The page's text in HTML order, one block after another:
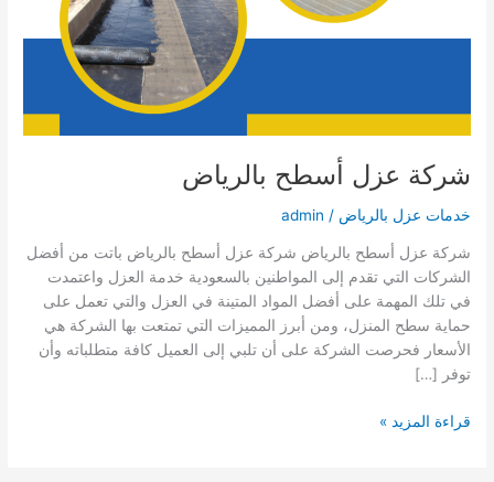
شركة عزل أسطح بالرياض
خدمات عزل بالرياض /
admin
شركة عزل أسطح بالرياض شركة عزل أسطح بالرياض باتت من أفضل
الشركات التي تقدم إلى المواطنين بالسعودية خدمة العزل واعتمدت
في تلك المهمة على أفضل المواد المتينة في العزل والتي تعمل على
حماية سطح المنزل، ومن أبرز المميزات التي تمتعت بها الشركة هي
الأسعار فحرصت الشركة على أن تلبي إلى العميل كافة متطلباته وأن
توفر […]
شركة
قراءة المزيد »